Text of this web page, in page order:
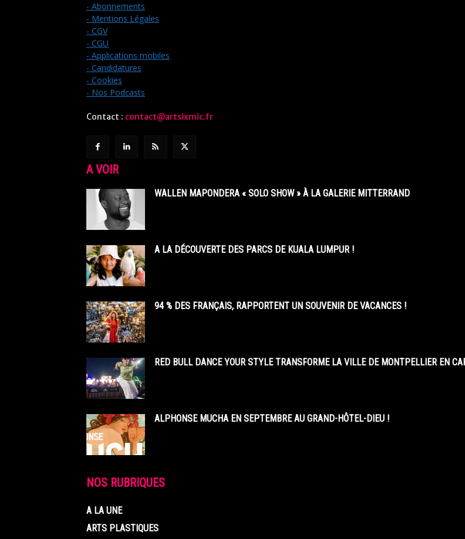
- Abonnements
- Mentions Légales
- CGV
- CGU
- Applications mobiles
- Candidatures
- Cookies
- Nos Podcasts
Contact : contact@artsixmic.fr
A VOIR
WALLEN MAPONDERA « SOLO SHOW » À LA GALERIE MITTERRAND
A LA DÉCOUVERTE DES PARCS DE KUALA LUMPUR !
94 % DES FRANÇAIS, RAPPORTENT UN SOUVENIR DE VACANCES !
RED BULL DANCE YOUR STYLE TRANSFORME LA VILLE DE MONTPELLIER EN
ALPHONSE MUCHA EN SEPTEMBRE AU GRAND-HÔTEL-DIEU !
NOS RUBRIQUES
A LA UNE
ARTS PLASTIQUES